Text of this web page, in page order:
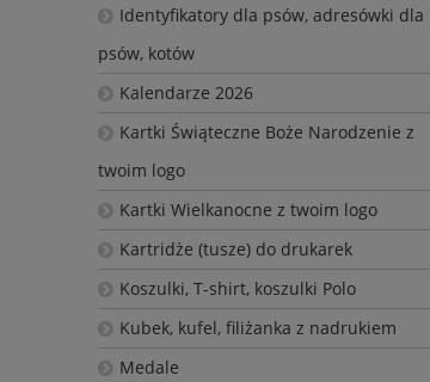
Identyfikatory dla psów, adresówki dla
psów, kotów
Kalendarze 2026
Kartki Świąteczne Boże Narodzenie z
twoim logo
Kartki Wielkanocne z twoim logo
Kartridże (tusze) do drukarek
Koszulki, T-shirt, koszulki Polo
Kubek, kufel, filiżanka z nadrukiem
Medale